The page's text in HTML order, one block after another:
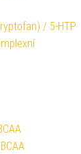
/ 5-HTP